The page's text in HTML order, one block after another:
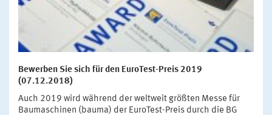
Bewerben Sie sich für den EuroTest-Preis 2019
(07.12.2018)
Auch 2019 wird während der weltweit größten Messe für
Baumaschinen (bauma) der EuroTest-Preis durch die BG